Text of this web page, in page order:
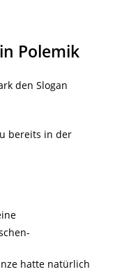
Polemik
den Slogan
bereits in der
hatte natürlich